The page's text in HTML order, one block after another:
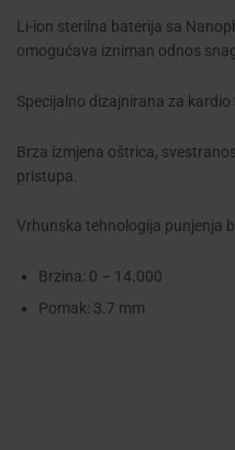
Li-ion sterilna baterija sa
omogućava izniman odnos
Specijalno dizajnirana za
Brza izmjena oštrica,
pristupa.
Vrhunska tehnologija punjenja
Brzina: 0 – 14.000
Pomak: 3.7 mm